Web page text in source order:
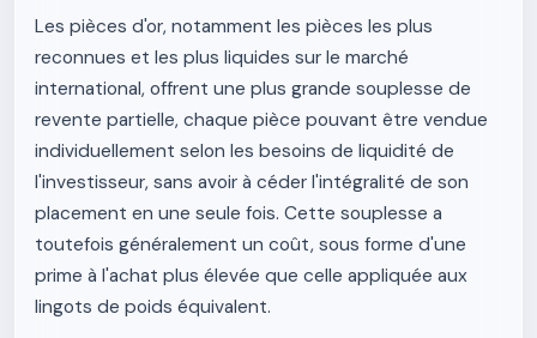
Les pièces d'or, notamment les pièces les plus
reconnues et les plus liquides sur le marché
international, offrent une plus grande souplesse de
revente partielle, chaque pièce pouvant être vendue
individuellement selon les besoins de liquidité de
l'investisseur, sans avoir à céder l'intégralité de son
placement en une seule fois. Cette souplesse a
toutefois généralement un coût, sous forme d'une
prime à l'achat plus élevée que celle appliquée aux
lingots de poids équivalent.